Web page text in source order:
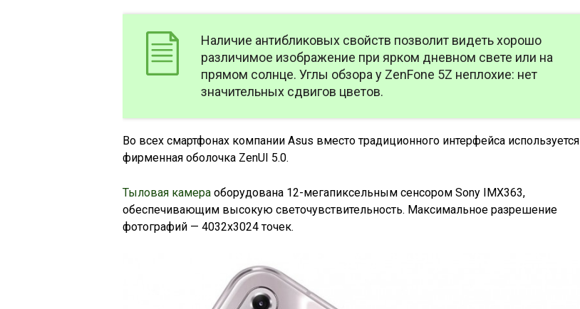
Наличие антибликовых свойств позволит видеть хорошо
различимое изображение при ярком дневном свете или на
прямом солнце. Углы обзора у ZenFone 5Z неплохие: нет
значительных сдвигов цветов.
Во всех смартфонах компании Asus вместо традиционного интерфейса используется
фирменная оболочка ZenUI 5.0.
Тыловая камера оборудована 12-мегапиксельным сенсором Sony IMX363,
обеспечивающим высокую светочувствительность. Максимальное разрешение
фотографий — 4032х3024 точек.